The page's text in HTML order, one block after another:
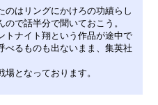
のはリングにかけろの功績らし
で話半分で聞いておこう。
トナイト翔という作品が途中で
べるものも出ないまま、集英社
となっております。